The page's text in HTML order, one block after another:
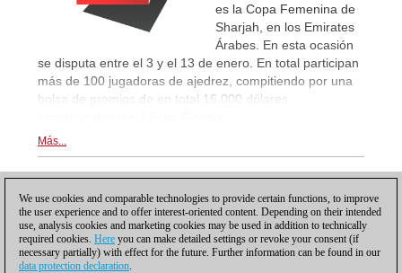
es la Copa Femenina de
Sharjah, en los Emirates
Árabes. En esta ocasión
se disputa entre el 3 y el 13 de enero. En total participan
más de 100 jugadoras de ajedrez, compitiendo por una
bolsa de premios de en total 16.000 dólares
Más...
We use cookies and comparable technologies to provide certain functions, to improve
the user experience and to offer interest-oriented content. Depending on their intended
use, analysis cookies and marketing cookies may be used in addition to technically
required cookies. Here you can make detailed settings or revoke your consent (if
necessary partially) with effect for the future. Further information can be found in our
data protection declaration.